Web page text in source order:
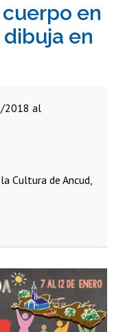
en
en
Cultura de Ancud,